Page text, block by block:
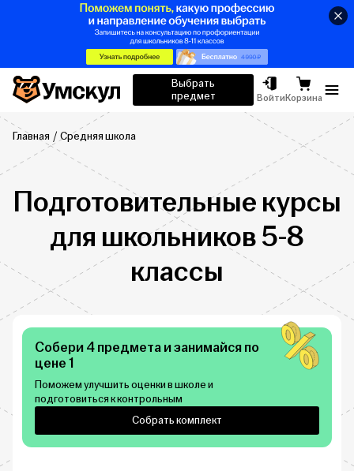
Умскул
Выбрать
предмет
ВойтиКорзина
Главная Средняя школа
Подготовительные курсы
для школьников 5-8
классы
Собери 4 предмета и занимайся по
цене 1
Поможем улучшить оценки в школе и
подготовиться к контрольным
Собрать комплект